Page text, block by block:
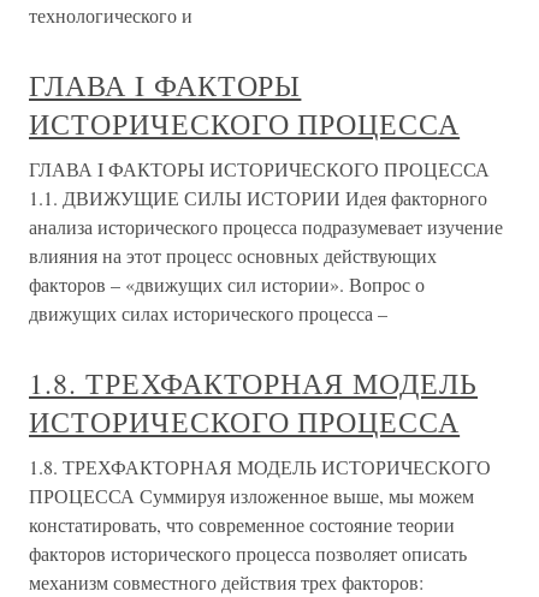
технологического и
ГЛАВА I ФАКТОРЫ
ИСТОРИЧЕСКОГО ПРОЦЕССА
ГЛАВА I ФАКТОРЫ ИСТОРИЧЕСКОГО ПРОЦЕССА
1.1. ДВИЖУЩИЕ СИЛЫ ИСТОРИИ Идея факторного
анализа исторического процесса подразумевает изучение
влияния на этот процесс основных действующих
факторов – «движущих сил истории». Вопрос о
движущих силах исторического процесса –
1.8. ТРЕХФАКТОРНАЯ МОДЕЛЬ
ИСТОРИЧЕСКОГО ПРОЦЕССА
1.8. ТРЕХФАКТОРНАЯ МОДЕЛЬ ИСТОРИЧЕСКОГО
ПРОЦЕССА Суммируя изложенное выше, мы можем
констатировать, что современное состояние теории
факторов исторического процесса позволяет описать
механизм совместного действия трех факторов: